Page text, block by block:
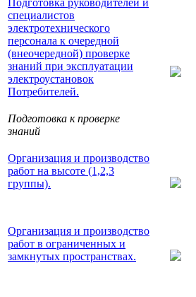
специалистов
электротехнического
персонала к очередной
(внеочередной) проверке
знаний при эксплуатации
электроустановок
Потребителей.
Подготовка к проверке
знаний
Организация и производство
работ на высоте (1,2,3
группы).
Организация и производство
работ в ограниченных и
замкнутых пространствах.